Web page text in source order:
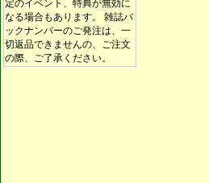
定のイベント、特典が無効に
なる場合もあります。 雑誌バ
ックナンバーのご発注は、一
切返品できませんの、ご注文
の際、ご了承ください。